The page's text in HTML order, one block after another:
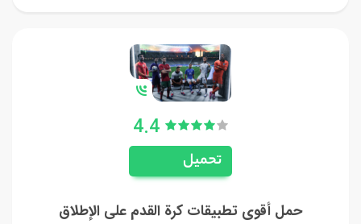
4.4
تحميل
حمل أقوى تطبيقات كرة القدم على الإطلاق